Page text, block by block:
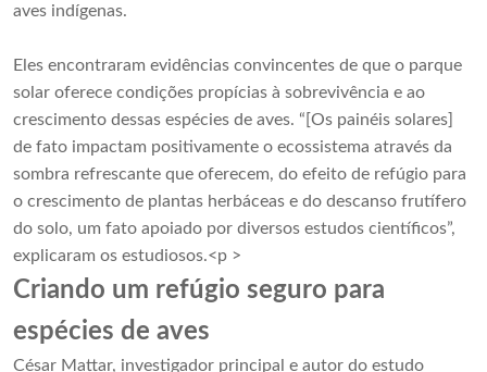
aves indígenas.
Eles encontraram evidências convincentes de que o parque
solar oferece condições propícias à sobrevivência e ao
crescimento dessas espécies de aves. “[Os painéis solares]
de fato impactam positivamente o ecossistema através da
sombra refrescante que oferecem, do efeito de refúgio para
o crescimento de plantas herbáceas e do descanso frutífero
do solo, um fato apoiado por diversos estudos científicos”,
explicaram os estudiosos.<p >
Criando um refúgio seguro para
espécies de aves
César Mattar, investigador principal e autor do estudo